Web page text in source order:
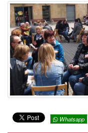
Whatsapp